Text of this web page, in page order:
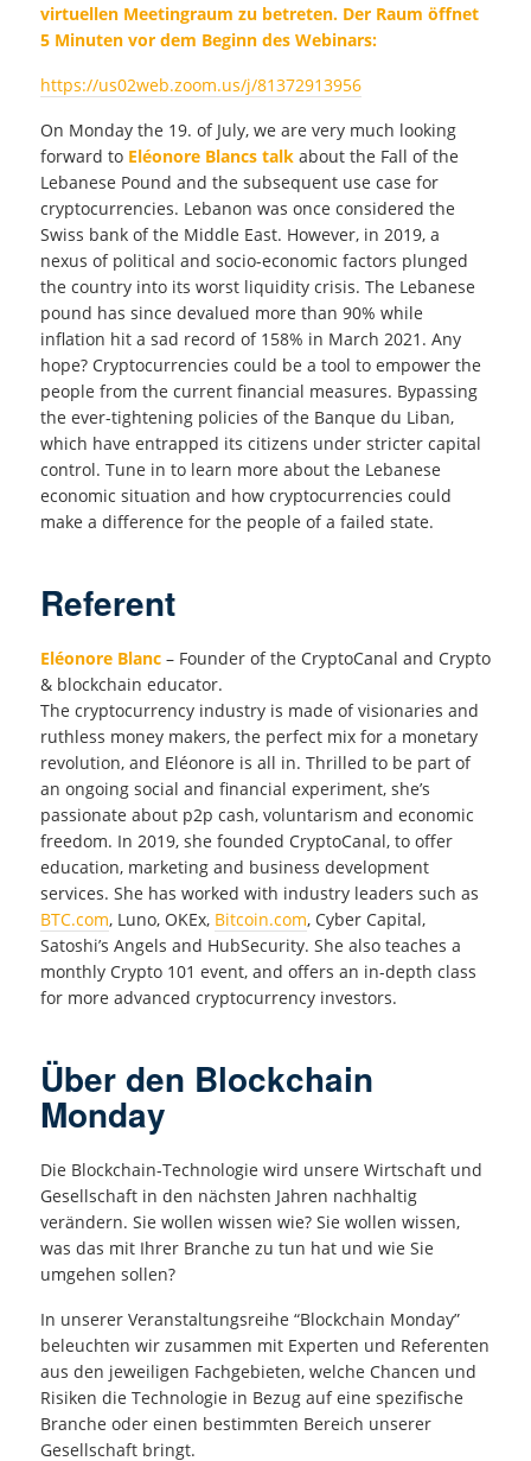
virtuellen Meetingraum zu betreten. Der Raum öffnet
5 Minuten vor dem Beginn des Webinars:
https://us02web.zoom.us/j/81372913956
On Monday the 19. of July, we are very much looking
forward to Eléonore Blancs talk about the Fall of the
Lebanese Pound and the subsequent use case for
cryptocurrencies. Lebanon was once considered the
Swiss bank of the Middle East. However, in 2019, a
nexus of political and socio-economic factors plunged
the country into its worst liquidity crisis. The Lebanese
pound has since devalued more than 90% while
inflation hit a sad record of 158% in March 2021. Any
hope? Cryptocurrencies could be a tool to empower the
people from the current financial measures. Bypassing
the ever-tightening policies of the Banque du Liban,
which have entrapped its citizens under stricter capital
control. Tune in to learn more about the Lebanese
economic situation and how cryptocurrencies could
make a difference for the people of a failed state.
Referent
Eléonore Blanc– Founder of the CryptoCanal and Crypto
& blockchain educator.
The cryptocurrency industry is made of visionaries and
ruthless money makers, the perfect mix for a monetary
revolution, and Eléonore is all in. Thrilled to be part of
an ongoing social and financial experiment, she’s
passionate about p2p cash, voluntarism and economic
freedom. In 2019, she founded CryptoCanal, to offer
education, marketing and business development
services. She has worked with industry leaders such as
BTC.com, Luno, OKEx, Bitcoin.com, Cyber Capital,
Satoshi’s Angels and HubSecurity. She also teaches a
monthly Crypto 101 event, and offers an in-depth class
for more advanced cryptocurrency investors.
Über den Blockchain
Monday
Die Blockchain-Technologie wird unsere Wirtschaft und
Gesellschaft in den nächsten Jahren nachhaltig
verändern. Sie wollen wissen wie? Sie wollen wissen,
was das mit Ihrer Branche zu tun hat und wie Sie
umgehen sollen?
In unserer Veranstaltungsreihe “Blockchain Monday”
beleuchten wir zusammen mit Experten und Referenten
aus den jeweiligen Fachgebieten, welche Chancen und
Risiken die Technologie in Bezug auf eine spezifische
Branche oder einen bestimmten Bereich unserer
Gesellschaft bringt.